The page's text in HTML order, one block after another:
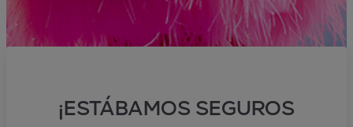
¡ESTÁBAMOS SEGUROS